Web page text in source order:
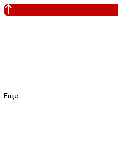
Еще